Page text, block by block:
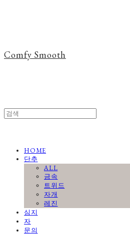
Comfy Smooth
HOME
단추
ALL
금속
트위드
자개
레진
심지
자
문의